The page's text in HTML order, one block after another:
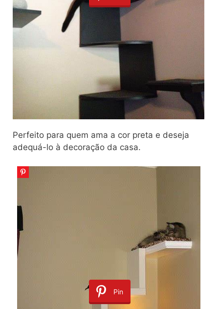
Perfeito para quem ama a cor preta e deseja
adequá-lo à decoração da casa.
Pin